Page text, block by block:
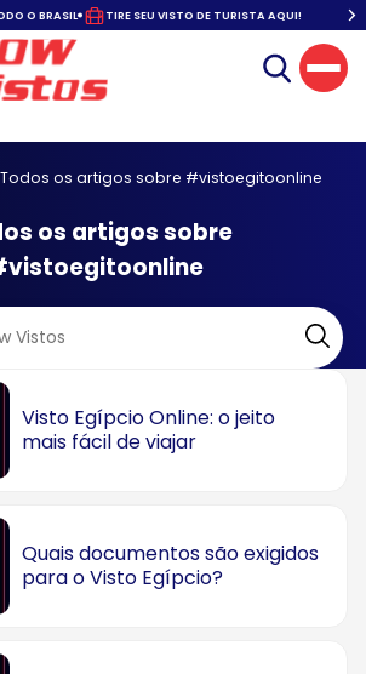
O BRASIL TIRE SEU VISTO DE TURISTA AQUI!
Todos os artigos sobre #vistoegitoonline
os artigos sobre
Visto Egípcio Online: o jeito
mais fácil de viajar
Quais documentos são exigidos
para o Visto Egípcio?